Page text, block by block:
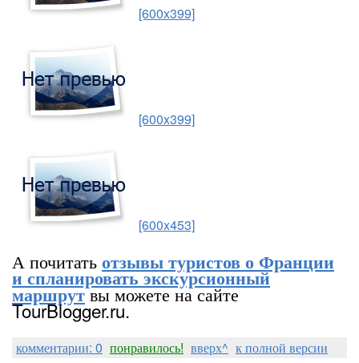
[600x399]
[600x399]
[600x453]
А почитатьотзывы туристов о Франции
и спланировать экскурсионный
маршрутвы можете на сайте
TourBlogger.ru.
комментарии: 0 понравилось! вверх^ к полной версии